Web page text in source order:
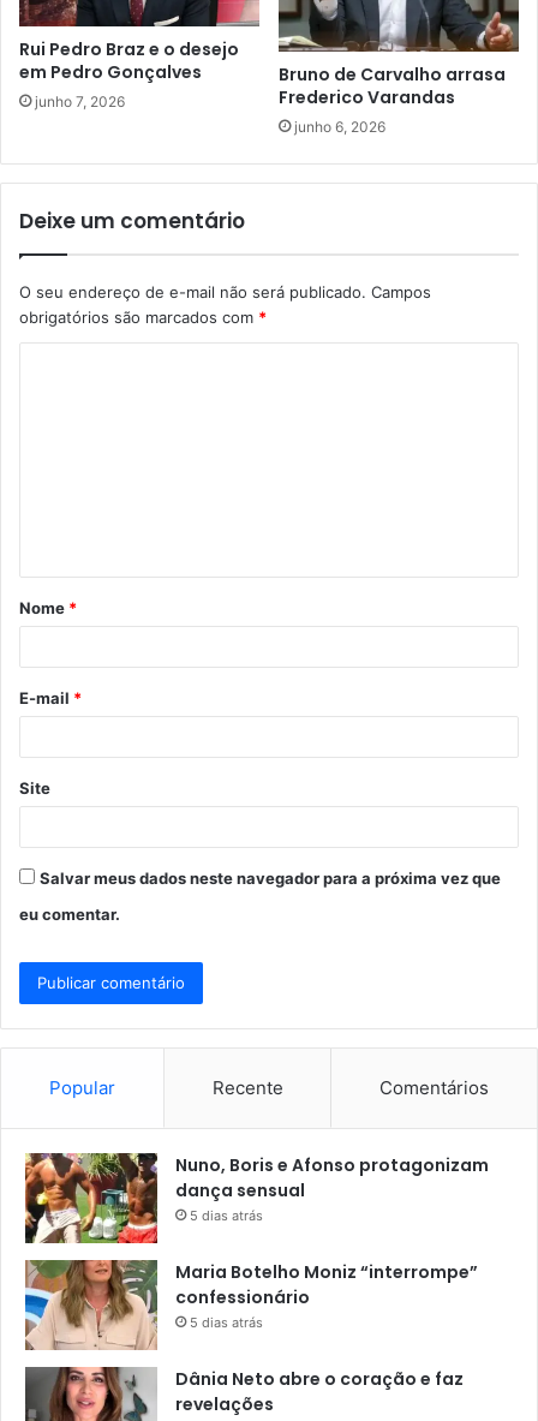
Rui Pedro Braz e o desejo
em Pedro Gonçalves
junho 7, 2026
Bruno de Carvalho arrasa
Frederico Varandas
junho 6, 2026
Deixe um comentário
O seu endereço de e-mail não será publicado. Campos
obrigatórios são marcados com *
á
r
*
Nome *
E-mail *
Site
Salvar meus dados neste navegador para a próxima vez que
eu comentar.
Popular Recente Comentários
Nuno, Boris e Afonso protagonizam
dança sensual
5 dias atrás
Maria Botelho Moniz “interrompe”
confessionário
5 dias atrás
Dânia Neto abre o coração e faz
revelações